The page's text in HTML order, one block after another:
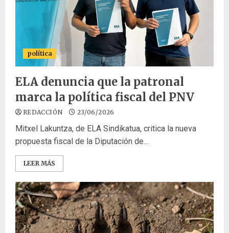
política
ELA denuncia que la patronal
marca la política fiscal del PNV
REDACCIÓN 23/06/2026
Mitxel Lakuntza, de ELA Sindikatua, critica la nueva
propuesta fiscal de la Diputación de...
LEER MÁS